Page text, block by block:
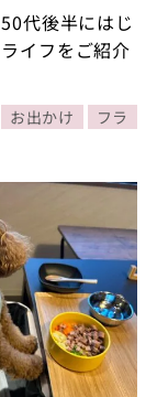
代後半にはじ
イフをご紹介
お出かけ フラ